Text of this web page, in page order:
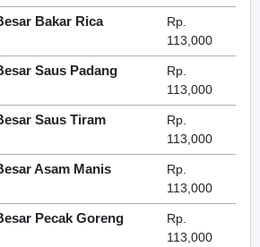
Bakar Rica
Rp.
113,000
Saus Padang
Rp.
113,000
Saus Tiram
Rp.
113,000
Asam Manis
Rp.
113,000
Pecak Goreng
Rp.
113,000